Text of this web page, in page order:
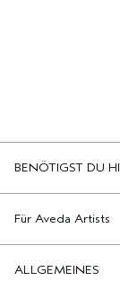
BENÖTIGST DU
KONTAKT
KUNDENSERVICE
Für Aveda Artists
AVEDA PUREPRO
ALLGEMEINES